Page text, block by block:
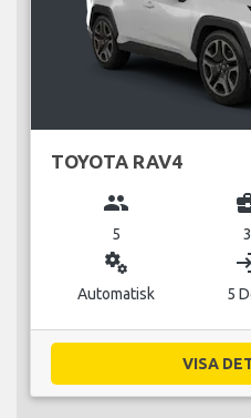
TOYOTA RAV4
group
5 3
miscellaneous_services
Automatisk 5
VISA